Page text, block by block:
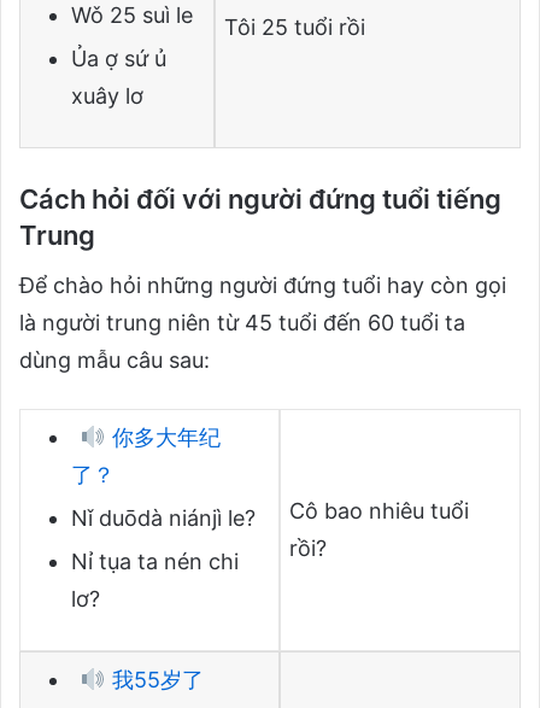
Wǒ 25 suì le
Ủa ợ sứ ủ
xuây lơ
Tôi 25 tuổi rồi
Cách hỏi đối với người đứng tuổi tiếng
Trung
Để chào hỏi những người đứng tuổi hay còn gọi
là người trung niên từ 45 tuổi đến 60 tuổi ta
dùng mẫu câu sau:
你多大年纪
了？
Nǐ duōdà niánjì le?
Nỉ tụa ta nén chi
lơ?
Cô bao nhiêu tuổi
rồi?
我55岁了